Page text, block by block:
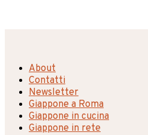
About
Contatti
Newsletter
Giappone a Roma
Giappone in cucina
Giappone in rete